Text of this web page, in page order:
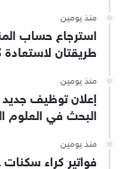
منذ يومين
استرجاع حساب
طريقتان لاستعادة
منذ يومين
إعلان توظيف
البحث في العلوم
منذ يومين